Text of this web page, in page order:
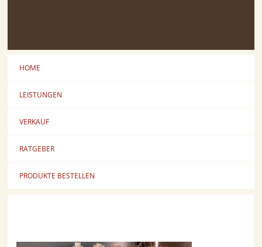
HOME
LEISTUNGEN
VERKAUF
RATGEBER
PRODUKTE BESTELLEN